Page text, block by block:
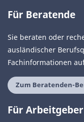
Für Beratende
Sie beraten oder
ausländischer
Fachinformationen
Zum Beratenden-
Für Arbeitgeber